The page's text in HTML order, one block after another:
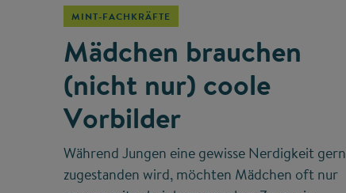
MINT-FACHKRÄFTE
Mädchen brauchen
(nicht nur) coole
Vorbilder
Während Jungen eine gewisse Nerdigkeit gern
zugestanden wird, möchten Mädchen oft nur